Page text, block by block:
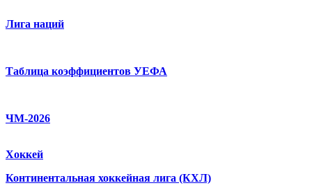
Лига наций
Таблица коэффициентов УЕФА
ЧМ-2026
Хоккей
Континентальная хоккейная лига (КХЛ)